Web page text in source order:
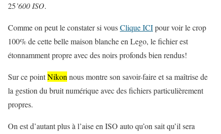
25’600 ISO.
Comme on peut le constater si vousClique ICIpour voir le crop
100% de cette belle maison blanche en Lego, le fichier est
étonnamment propre avec des noirs profonds bien rendus!
Sur ce pointNikonnous montre son savoir-faire et sa maîtrise de
la gestion du bruit numérique avec des fichiers particulièrement
propres.
On est d’autant plus à l’aise en ISO auto qu’on sait qu’il sera